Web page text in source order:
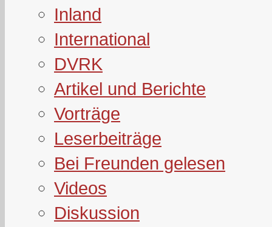
Inland
International
DVRK
Artikel und Berichte
Vorträge
Leserbeiträge
Bei Freunden gelesen
Videos
Diskussion